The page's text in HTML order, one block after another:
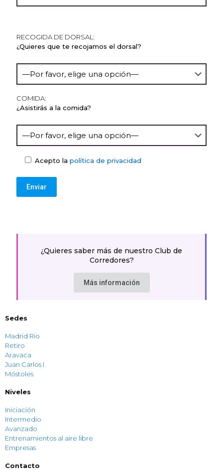
RECOGIDA DE DORSAL:
¿Quieres que te recojamos el dorsal?
COMIDA:
¿Asistirás a la comida?
Acepto la política de privacidad
¿Quieres saber más de nuestro Club de
Corredores?
Más información
Sedes
Madrid Rio
Retiro
Aravaca
Juan Carlos I
Móstoles
Niveles
Iniciación
Intermedio
Avanzado
Entrenamientos al aire libre
Empresas
Contacto